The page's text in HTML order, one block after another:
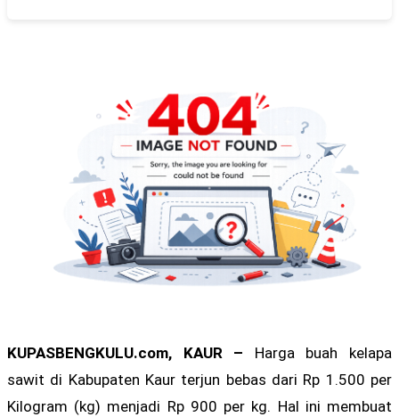
KUPASBENGKULU.com, KAUR – Harga buah kelapa
sawit di Kabupaten Kaur terjun bebas dari Rp 1.500 per
Kilogram (kg) menjadi Rp 900 per kg. Hal ini membuat